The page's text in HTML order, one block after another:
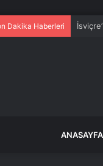
Dakika Haberleri
ANASAYFA